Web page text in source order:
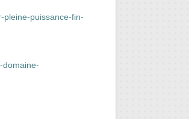
pleine-puissance-fin-
domaine-